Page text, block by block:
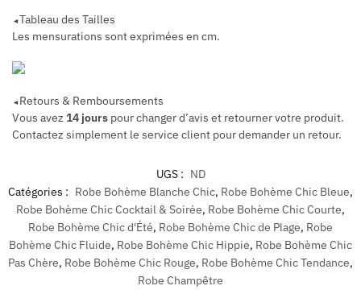
◄Tableau des Tailles
Les mensurations sont exprimées en cm.
◄Retours & Remboursements
Vous avez 14 jours pour changer d’avis et retourner votre produit.
Contactez simplement le service client pour demander un retour.
UGS : ND
Catégories : Robe Bohème Blanche Chic, Robe Bohème Chic Bleue,
Robe Bohème Chic Cocktail & Soirée, Robe Bohème Chic Courte,
Robe Bohème Chic d'Été, Robe Bohème Chic de Plage, Robe
Bohème Chic Fluide, Robe Bohème Chic Hippie, Robe Bohème Chic
Pas Chère, Robe Bohème Chic Rouge, Robe Bohème Chic Tendance,
Robe Champêtre